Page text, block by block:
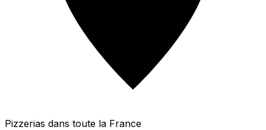
Pizzerias dans toute la France